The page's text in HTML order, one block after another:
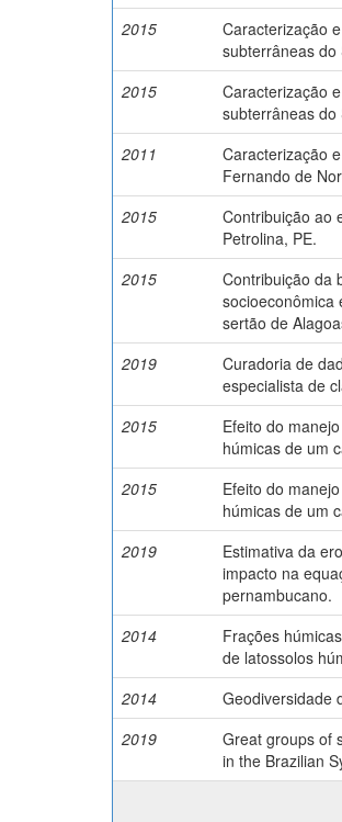
2015
Caracterização
subterrâneas do
2015
Caracterização
subterrâneas do
2011
Caracterização
Fernando de
2015
Contribuição ao
Petrolina, PE.
2015
Contribuição da
socioeconômica
sertão de
2019
Curadoria de
especialista de
2015
Efeito do
húmicas de um
2015
Efeito do
húmicas de um
2019
Estimativa da
impacto na
pernambucano.
2014
Frações
de latossolos
2014 Geodiversidade
2019
Great groups of
in the Brazilian